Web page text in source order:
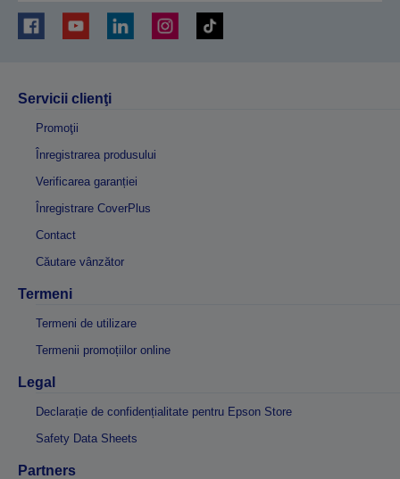
Servicii clienţi
Promoţii
Înregistrarea produsului
Verificarea garanției
Înregistrare CoverPlus
Contact
Căutare vânzător
Termeni
Termeni de utilizare
Termenii promoțiilor online
Legal
Declarație de confidențialitate pentru Epson Store
Safety Data Sheets
Partners